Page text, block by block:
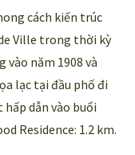
cách kiến trúc
Ville trong thời kỳ
vào năm 1908 và
lạc tại đầu phố đi
dẫn vào buổi
Residence: 1.2 km.